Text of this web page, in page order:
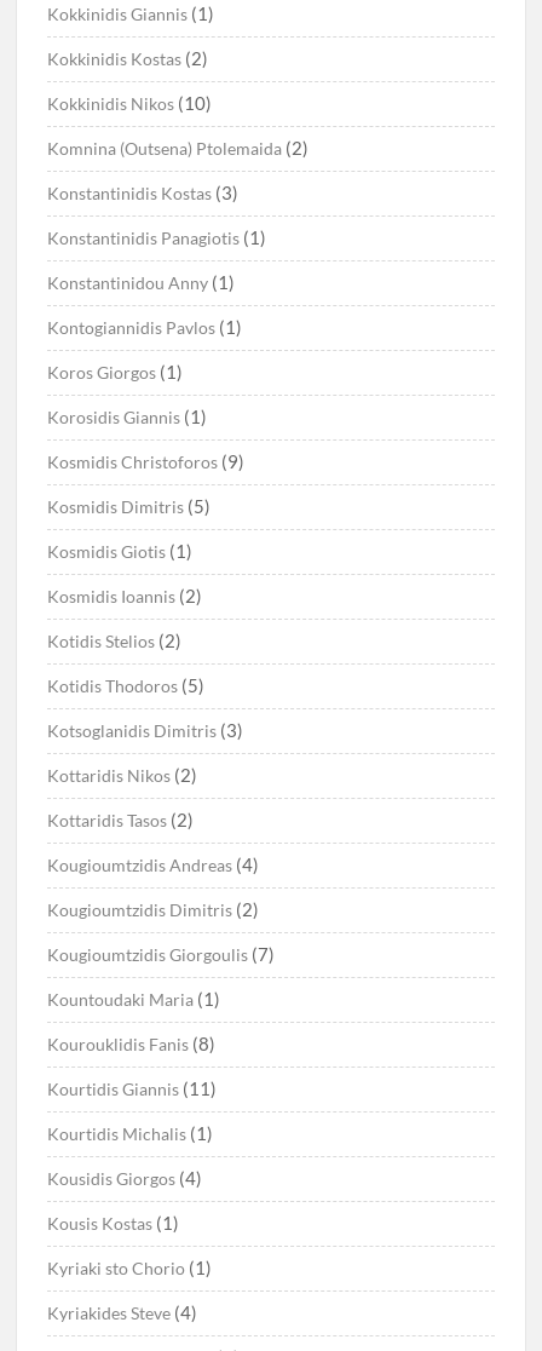
Kokkinidis Giannis (1)
Kokkinidis Kostas (2)
Kokkinidis Nikos (10)
Komnina (Outsena) Ptolemaida (2)
Konstantinidis Kostas (3)
Konstantinidis Panagiotis (1)
Konstantinidou Anny (1)
Kontogiannidis Pavlos (1)
Koros Giorgos (1)
Korosidis Giannis (1)
Kosmidis Christoforos (9)
Kosmidis Dimitris (5)
Kosmidis Giotis (1)
Kosmidis Ioannis (2)
Kotidis Stelios (2)
Kotidis Thodoros (5)
Kotsoglanidis Dimitris (3)
Kottaridis Nikos (2)
Kottaridis Tasos (2)
Kougioumtzidis Andreas (4)
Kougioumtzidis Dimitris (2)
Kougioumtzidis Giorgoulis (7)
Kountoudaki Maria (1)
Kourouklidis Fanis (8)
Kourtidis Giannis (11)
Kourtidis Michalis (1)
Kousidis Giorgos (4)
Kousis Kostas (1)
Kyriaki sto Chorio (1)
Kyriakides Steve (4)